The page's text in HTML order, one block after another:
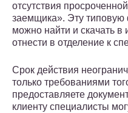
отсутствия
заемщика». Эту типовую
можно найти и скачать в
отнести в отделение к
Срок действия
только требованиями
предоставляете
клиенту специалисты